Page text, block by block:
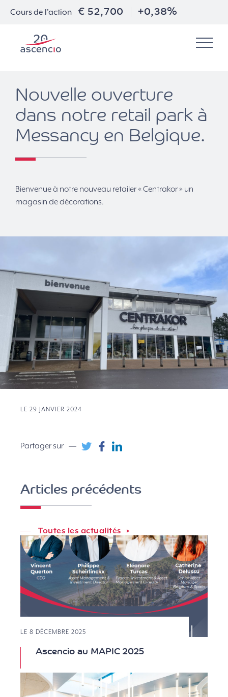
Cours de l'action € 52,700 +0,38%
Nouvelle ouverture
dans notre retail park à
Messancy en Belgique.
Bienvenue à notre nouveau retailer « Centrakor » un
magasin de décorations.
LE 29 JANVIER 2024
Partager sur
Articles précédents
Toutes les actualités
LE 8 DÉCEMBRE 2025
Ascencio au MAPIC 2025